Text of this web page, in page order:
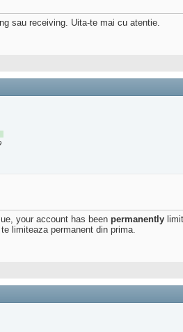
sau receiving. Uita-te mai cu atentie.
your account has been permanently
limiteaza permanent din prima.